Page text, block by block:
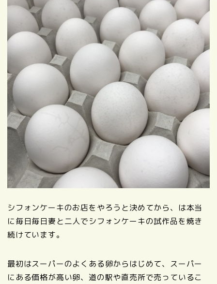
シフォンケーキのお店をやろうと決めてから、は本当
に毎日毎日妻と二人でシフォンケーキの試作品を焼き
続けています。
最初はスーパーのよくある卵からはじめて、スーパー
にある価格が高い卵、道の駅や直売所で売っているこ